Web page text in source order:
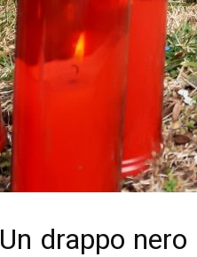
Un drappo